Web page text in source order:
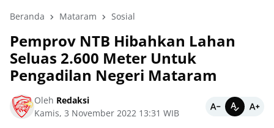
Beranda Mataram Sosial
Pemprov NTB Hibahkan Lahan
Seluas 2.600 Meter Untuk
Pengadilan Negeri Mataram
Oleh Redaksi
Kamis, 3 November 2022 13:31 WIB